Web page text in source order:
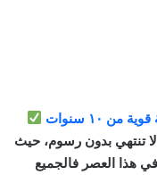
من ١٠ سنوات
تنتهي بدون رسوم، حيث
هذا العصر فالجميع